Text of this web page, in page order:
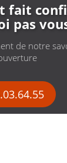
fait
pas
de notre